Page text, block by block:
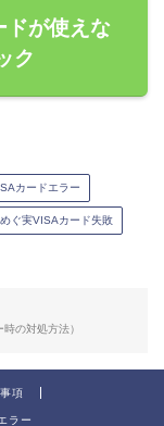
ドが使えな
ク
カードエラー
ぐ実VISAカード失敗
の対処方法）
項
ラー